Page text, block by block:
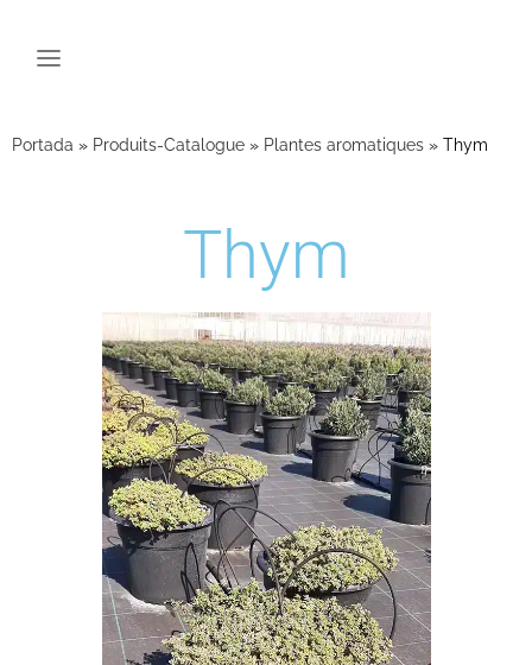
Portada » Produits-Catalogue » Plantes aromatiques » Thym
Thym